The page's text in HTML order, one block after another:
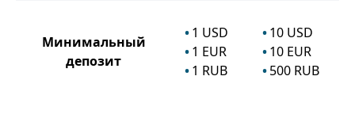
Минимальный
депозит
1 USD
1 EUR
1 RUB
10 USD
10 EUR
500 RUB